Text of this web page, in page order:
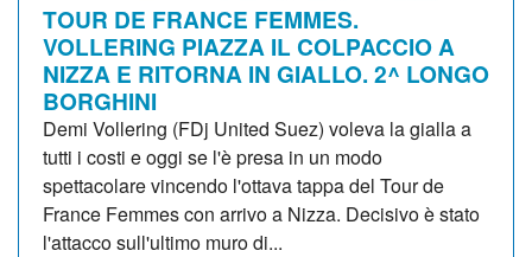
TOUR DE FRANCE FEMMES.
VOLLERING PIAZZA IL COLPACCIO A
NIZZA E RITORNA IN GIALLO. 2^ LONGO
BORGHINI
Demi Vollering (FDj United Suez) voleva la gialla a
tutti i costi e oggi se l'è presa in un modo
spettacolare vincendo l'ottava tappa del Tour de
France Femmes con arrivo a Nizza. Decisivo è stato
l'attacco sull'ultimo muro di...